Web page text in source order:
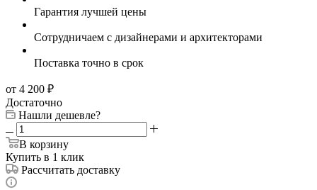
Гарантия лучшей цены
Сотрудничаем с дизайнерами и архитекторами
Поставка точно в срок
от 4 200 ₽
Достаточно
Нашли дешевле?
В корзину
Купить в 1 клик
Рассчитать доставку